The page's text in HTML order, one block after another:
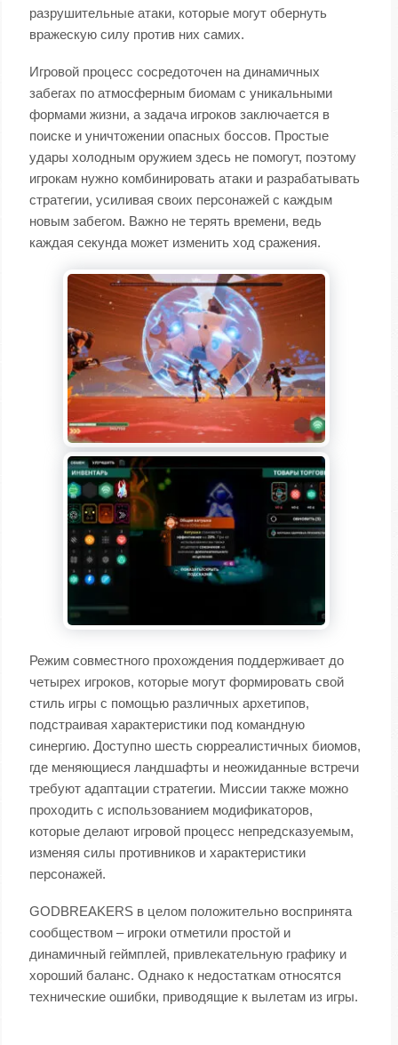
разрушительные атаки, которые могут обернуть
вражескую силу против них самих.
Игровой процесс сосредоточен на динамичных
забегах по атмосферным биомам с уникальными
формами жизни, а задача игроков заключается в
поиске и уничтожении опасных боссов. Простые
удары холодным оружием здесь не помогут, поэтому
игрокам нужно комбинировать атаки и разрабатывать
стратегии, усиливая своих персонажей с каждым
новым забегом. Важно не терять времени, ведь
каждая секунда может изменить ход сражения.
Режим совместного прохождения поддерживает до
четырех игроков, которые могут формировать свой
стиль игры с помощью различных архетипов,
подстраивая характеристики под командную
синергию. Доступно шесть сюрреалистичных биомов,
где меняющиеся ландшафты и неожиданные встречи
требуют адаптации стратегии. Миссии также можно
проходить с использованием модификаторов,
которые делают игровой процесс непредсказуемым,
изменяя силы противников и характеристики
персонажей.
GODBREAKERS в целом положительно воспринята
сообществом – игроки отметили простой и
динамичный геймплей, привлекательную графику и
хороший баланс. Однако к недостаткам относятся
технические ошибки, приводящие к вылетам из игры.